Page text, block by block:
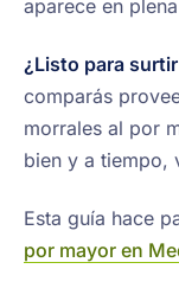
aparece en
¿Listo para
comparás
morrales al por
bien y a tiempo,
Esta guía hace
por mayor en